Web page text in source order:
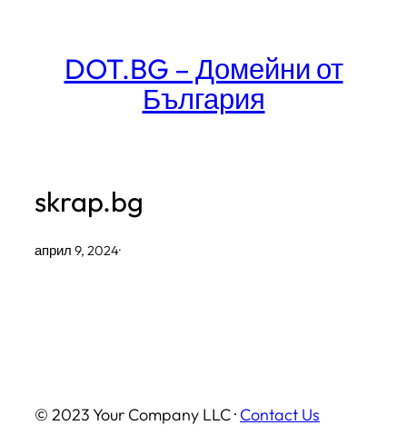
DOT.BG – Домейни от
България
skrap.bg
април 9, 2024·
© 2023 Your Company LLC · Contact Us